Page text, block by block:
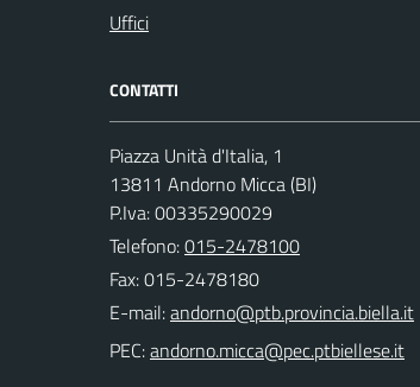
Uffici
CONTATTI
Piazza Unità d'Italia, 1
13811 Andorno Micca (BI)
P.Iva: 00335290029
Telefono:015-2478100
Fax: 015-2478180
E-mail:
PEC: